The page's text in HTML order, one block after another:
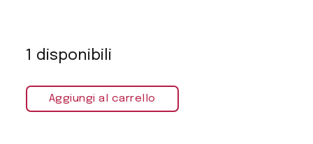
1 disponibili
Aggiungi al carrello